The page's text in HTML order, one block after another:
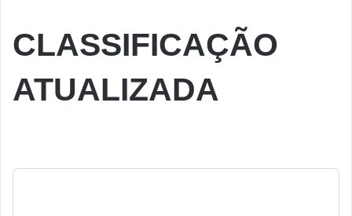
CLASSIFICAÇÃO
ATUALIZADA